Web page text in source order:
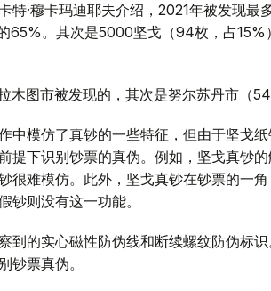
特·穆卡玛迪耶夫介绍，2021年被发现最
65%。其次是5000坚戈（94枚，占15%
图市被发现的，其次是努尔苏丹市（54
中模仿了真钞的一些特征，但由于坚戈
提下识别钞票的真伪。例如，坚戈真钞
很难模仿。此外，坚戈真钞在钞票的一
钞则没有这一功能。
到的实心磁性防伪线和断续螺纹防伪标
钞票真伪。